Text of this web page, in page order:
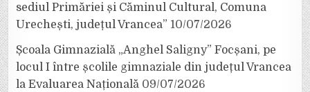
sediul Primăriei și Căminul Cultural, Comuna
Urechești, județul Vrancea” 10/07/2026
Școala Gimnazială „Anghel Saligny” Focșani, pe
locul I între școlile gimnaziale din județul Vrancea
la Evaluarea Națională 09/07/2026